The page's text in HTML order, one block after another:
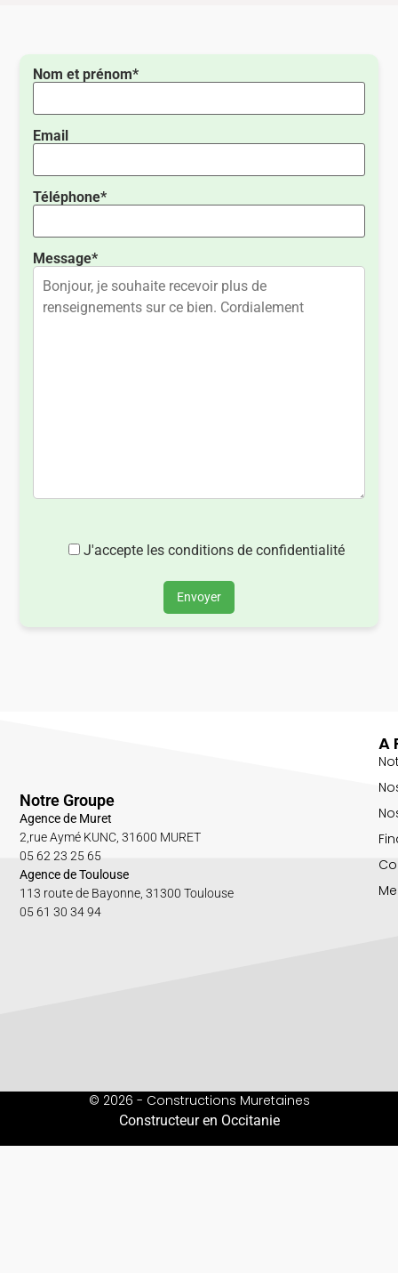
Nom et prénom*
Email
Téléphone*
Message*
J'accepte les conditions de confidentialité
Envoyer
A
Notre Groupe
Agence de Muret
2,rue Aymé KUNC, 31600 MURET
05 62 23 25 65
Agence de Toulouse
113 route de Bayonne, 31300 Toulouse
05 61 30 34 94
© 2026 - Constructions Muretaines
Constructeur en Occitanie